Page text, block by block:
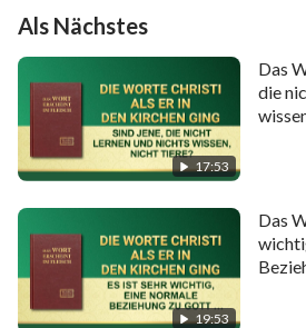
Als Nächstes
17:53
Das
die
19:53
Das